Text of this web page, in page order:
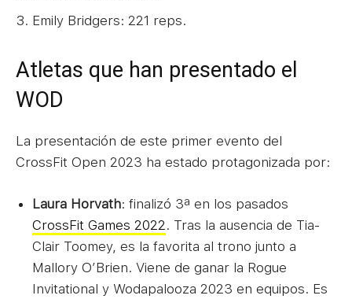
Emily Bridgers: 221 reps.
Atletas que han presentado el
WOD
La presentación de este primer evento del
CrossFit Open 2023 ha estado protagonizada por:
Laura Horvath: finalizó 3ª en los pasados
CrossFit Games 2022 . Tras la ausencia de Tia-
Clair Toomey, es la favorita al trono junto a
Mallory O’Brien. Viene de ganar la Rogue
Invitational y Wodapalooza 2023 en equipos. Es